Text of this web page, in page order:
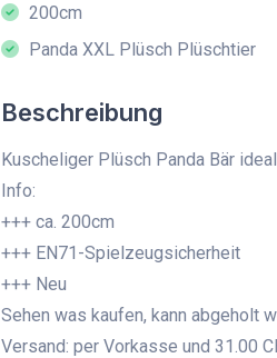
200cm
Panda XXL Plüsch Plüschtier
Beschreibung
Kuscheliger Plüsch Panda Bär
Info:
+++ ca. 200cm
+++ EN71-Spielzeugsicherheit
+++ Neu
Sehen was kaufen, kann abgeholt
Versand: per Vorkasse und 31.00